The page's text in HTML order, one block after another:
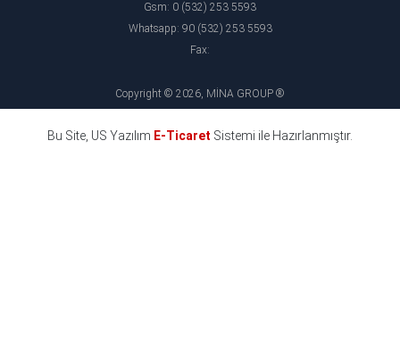
Gsm: 0 (532) 253 5593
Whatsapp: 90 (532) 253 5593
Fax:
Copyright © 2026, MİNA GROUP ®
Bu Site, US Yazılım E-Ticaret Sistemi ile Hazırlanmıştır.